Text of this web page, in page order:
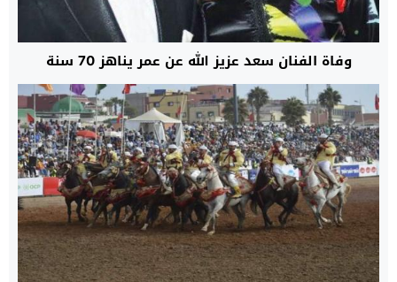
وفاة الفنان سعد عزيز الله عن عمر يناهز 70 سنة